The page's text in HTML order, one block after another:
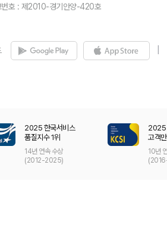
번호 : 제2010-경기안양-420호
2025 한국서비스
품질지수 1위
14년 연속 수상
(2012-2025)
2025
고객
10년